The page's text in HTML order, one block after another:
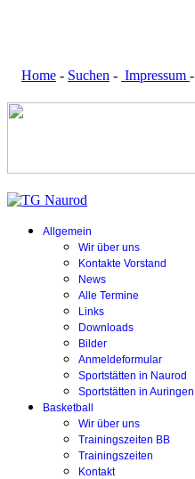
Home - Suchen - Impressum -
Allgemein
Wir über uns
Kontakte Vorstand
News
Alle Termine
Links
Downloads
Bilder
Anmeldeformular
Sportstätten in Naurod
Sportstätten in Auringen
Basketball
Wir über uns
Trainingszeiten BB
Trainingszeiten
Kontakt